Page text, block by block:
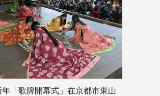
「歌牌開幕式」在京都市東山